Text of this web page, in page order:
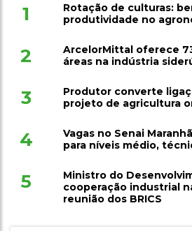
1
Rotação de culturas:
produtividade no
2
ArcelorMittal oferece
áreas na indústria
3
Produtor converte
projeto de agricultura
4
Vagas no Senai
para níveis médio,
5
Ministro do
cooperação industrial
reunião dos BRICS